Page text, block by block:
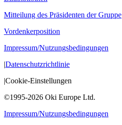
Mitteilung des Präsidenten der Gruppe
Vordenkerposition
Impressum/Nutzungsbedingungen
|Datenschutzrichtlinie
|Cookie-Einstellungen
©1995-2026 Oki Europe Ltd.
Impressum/Nutzungsbedingungen